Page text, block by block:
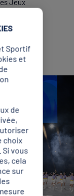
Jeux
Sportif
et
de
choix
vous
cela
sur